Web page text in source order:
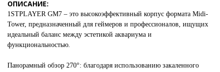
ОПИСАНИЕ:
1STPLAYER GM7 – это высокоэффективный корпус формата Midi-
Tower, предназначенный для геймеров и профессионалов, ищущих
идеальный баланс между эстетикой аквариума и
функциональностью.
Панорамный обзор 270°: благодаря использованию закаленного